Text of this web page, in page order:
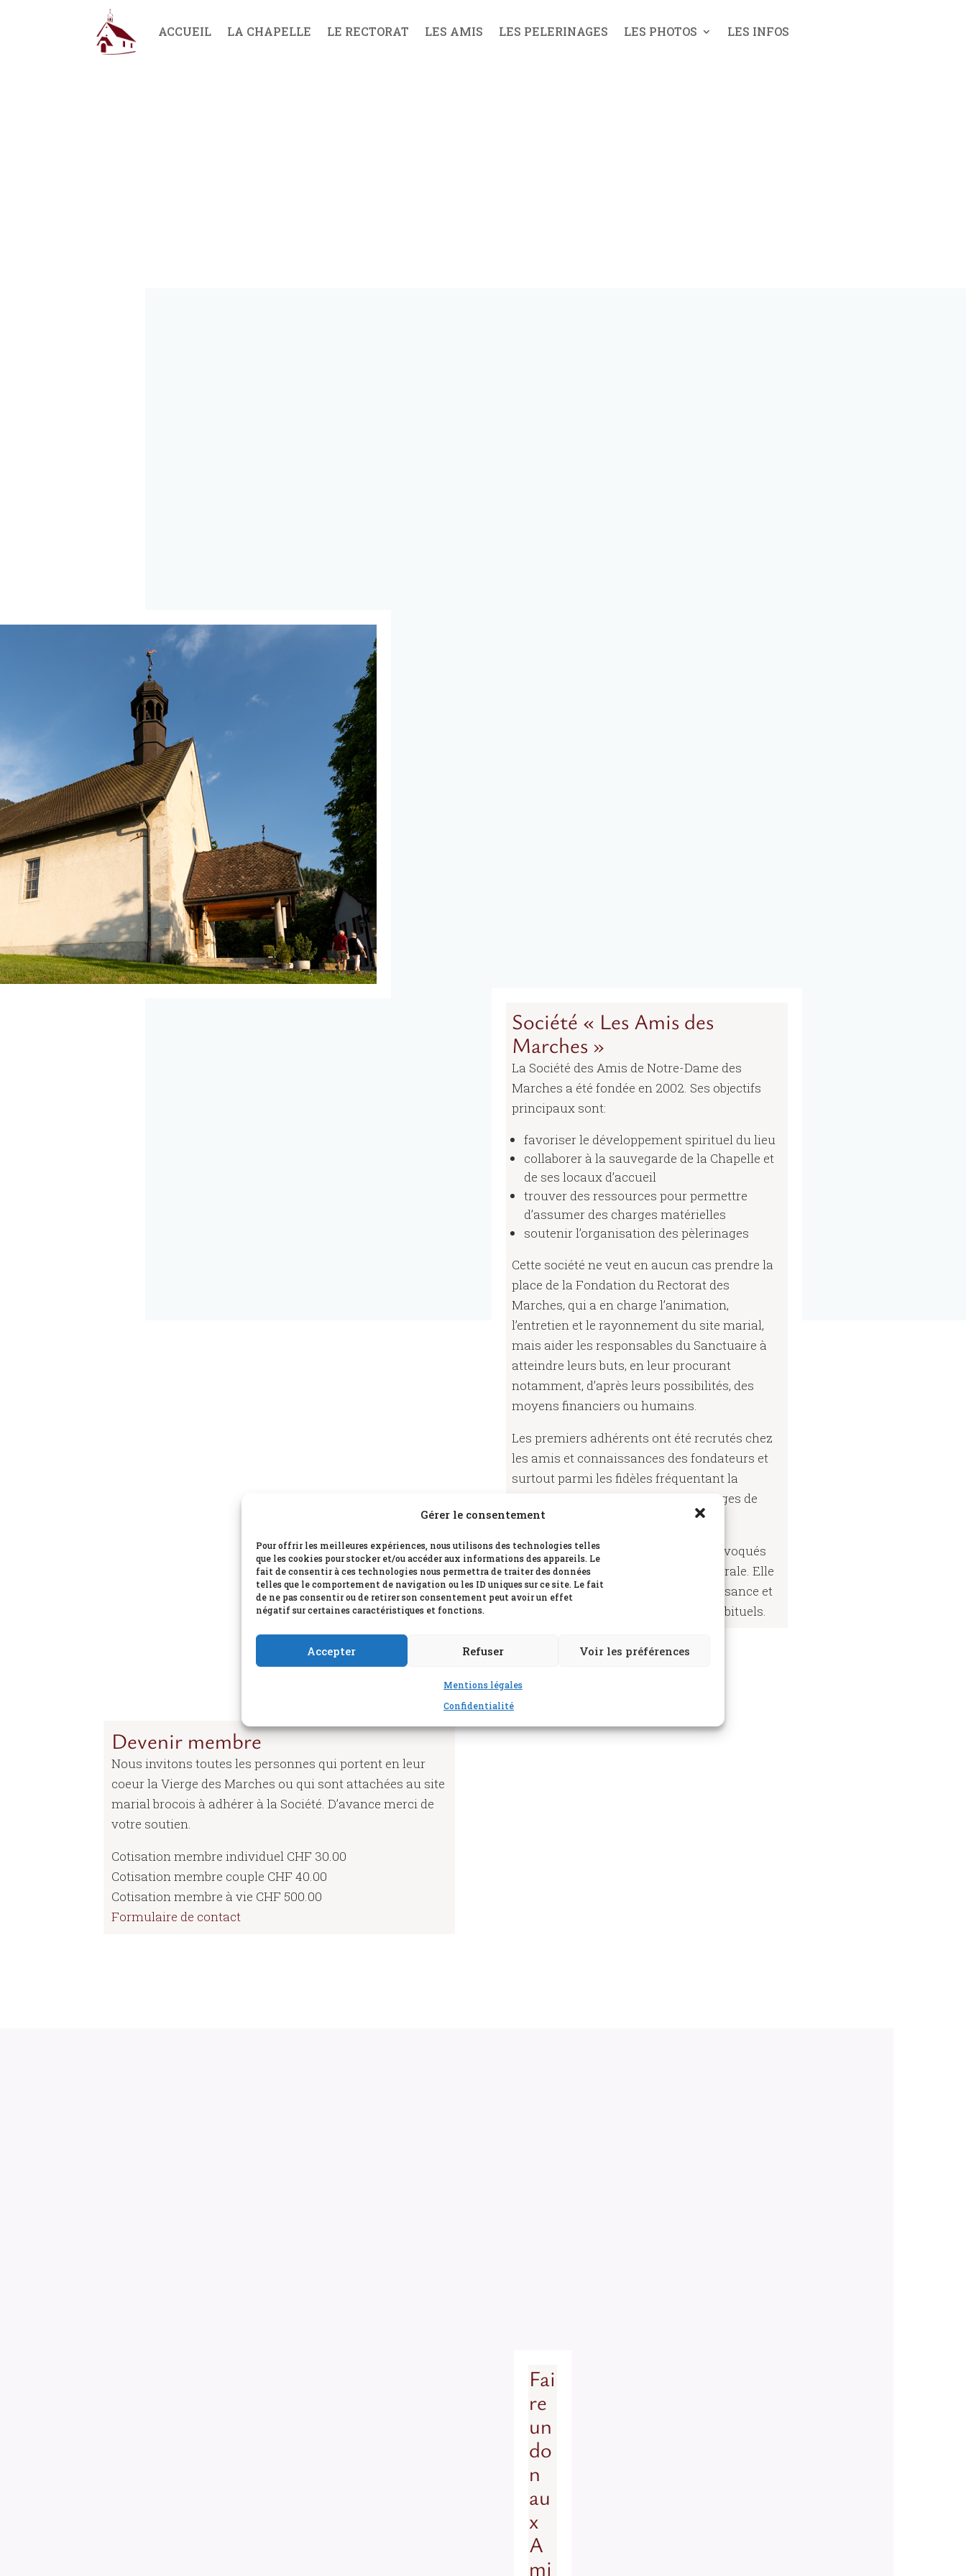
Gérer le consentement
Pour offrir les meilleures expériences, nous utilisons des technologies telles
que les cookies pour stocker et/ou accéder aux informations des appareils. Le
fait de consentir à ces technologies nous permettra de traiter des données
telles que le comportement de navigation ou les ID uniques sur ce site. Le fait
de ne pas consentir ou de retirer son consentement peut avoir un effet
négatif sur certaines caractéristiques et fonctions.
Accepter Refuser Voir les préférences
Mentions légales
Confidentialité
ACCUEIL LA CHAPELLE LE RECTORAT LES AMIS LES PELERINAGES LES PHOTOS LES INFOS
Société « Les Amis des
Marches »
La Société des Amis de Notre-Dame des
Marches a été fondée en 2002. Ses objectifs
principaux sont:
favoriser le développement spirituel du lieu
collaborer à la sauvegarde de la Chapelle et
de ses locaux d’accueil
trouver des ressources pour permettre
d’assumer des charges matérielles
soutenir l’organisation des pèlerinages
Cette société ne veut en aucun cas prendre la
place de la Fondation du Rectorat des
Marches, qui a en charge l’animation,
l’entretien et le rayonnement du site marial,
mais aider les responsables du Sanctuaire à
atteindre leurs buts, en leur procurant
notamment, d’après leurs possibilités, des
moyens financiers ou humains.
Les premiers adhérents ont été recrutés chez
les amis et connaissances des fondateurs et
surtout parmi les fidèles fréquentant la
chapelle ou participant aux pèlerinages de
printemps et d’automne.
Tous les Amis des Marches sont convoqués
annuellement à une assemblée générale. Elle
permet aux membres de lier connaissance et
d’approuver les points statutaires habituels.
Devenir membre
Nous invitons toutes les personnes qui portent en leur
coeur la Vierge des Marches ou qui sont attachées au site
marial brocois à adhérer à la Société. D’avance merci de
votre soutien.
Cotisation membre individuel CHF 30.00
Cotisation membre couple CHF 40.00
Cotisation membre à vie CHF 500.00
Formulaire de contact
Fai
re
un
do
n
au
x
A
mi